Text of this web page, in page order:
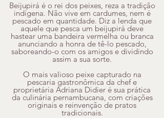
Beijupirá é o rei dos peixes, reza a tradição
indígena. Não vive em cardumes, nem é
pescado em quantidade. Diz a lenda que
aquele que pesca um beijupirá deve
hastear uma bandeira vermelha ou branca
anunciando a honra de tê-lo pescado,
saboreando-o com os amigos e dividindo
assim a sua sorte.
O mais valioso peixe capturado na
pescaria gastronômica da chef e
proprietária Adriana Didier é sua prática
da culinária pernambucana, com criações
originais e reinvenção de pratos
tradicionais.